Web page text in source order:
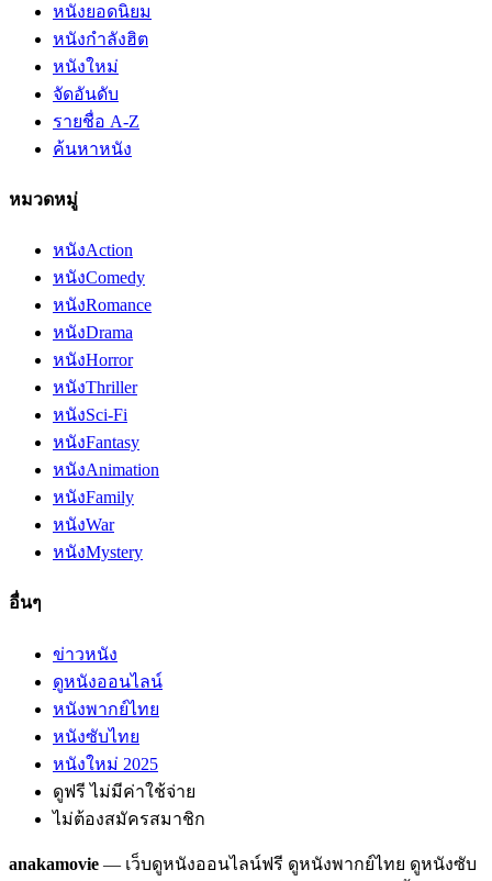
หนังยอดนิยม
หนังกำลังฮิต
หนังใหม่
จัดอันดับ
รายชื่อ A-Z
ค้นหาหนัง
หมวดหมู่
หนังAction
หนังComedy
หนังRomance
หนังDrama
หนังHorror
หนังThriller
หนังSci-Fi
หนังFantasy
หนังAnimation
หนังFamily
หนังWar
หนังMystery
อื่นๆ
ข่าวหนัง
ดูหนังออนไลน์
หนังพากย์ไทย
หนังซับไทย
หนังใหม่ 2025
ดูฟรี ไม่มีค่าใช้จ่าย
ไม่ต้องสมัครสมาชิก
anakamovie — เว็บดูหนังออนไลน์ฟรี ดูหนังพากย์ไทย ดูหนังซับ